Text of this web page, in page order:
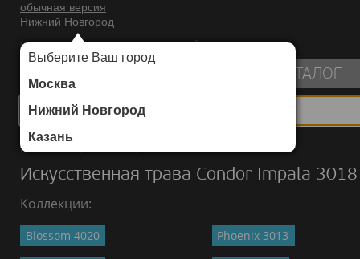
обычная версия
Нижний Новгород
Выберите Ваш город
Москва
Нижний Новгород
Казань
ИНТЕРНЕТ-МАГАЗИН НАПОЛЬНЫХ ПОКРЫТИЙ
КАТАЛОГ
Каталог
Искусственная трава Condor Impala 3018
Коллекции:
Blossom 4020 Phoenix 3013